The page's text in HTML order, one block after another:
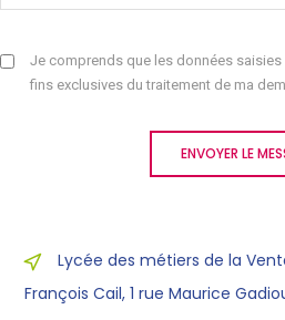
Je comprends que les données
fins exclusives du traitement de ma
ENVOYER LE
Lycée des métiers de la
François Cail, 1 rue Maurice